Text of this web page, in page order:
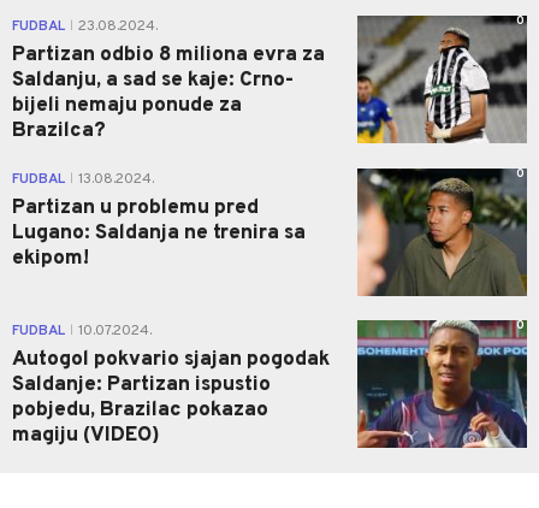
FUDBAL 23.08.2024.
Partizan odbio 8 miliona evra za
Saldanju, a sad se kaje: Crno-
bijeli nemaju ponude za
Brazilca?
0
FUDBAL 13.08.2024.
Partizan u problemu pred
Lugano: Saldanja ne trenira sa
ekipom!
0
FUDBAL 10.07.2024.
Autogol pokvario sjajan pogodak
Saldanje: Partizan ispustio
pobjedu, Brazilac pokazao
magiju (VIDEO)
0